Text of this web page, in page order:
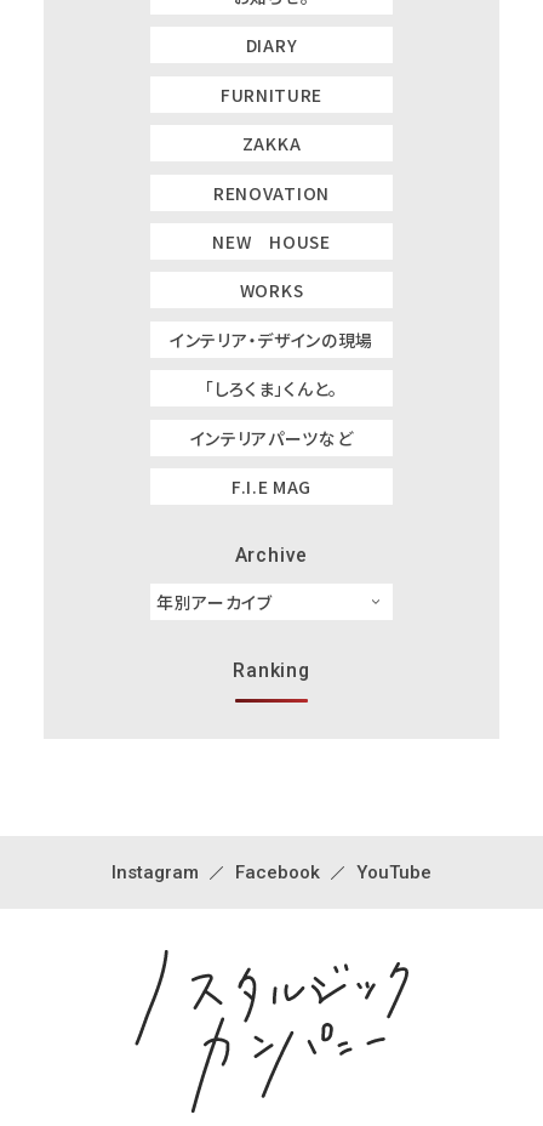
DIARY
FURNITURE
ZAKKA
RENOVATION
NEW HOUSE
WORKS
インテリア・デザインの現場
「しろくま」くんと。
インテリアパーツなど
F.I.E MAG
Archive
Ranking
Instagram Facebook YouTube